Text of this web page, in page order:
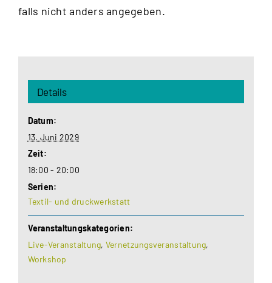
falls nicht anders angegeben.
Details
Datum:
13. Juni 2029
Zeit:
18:00 - 20:00
Serien:
Textil- und druckwerkstatt
Veranstaltungskategorien:
Live-Veranstaltung, Vernetzungsveranstaltung,
Workshop